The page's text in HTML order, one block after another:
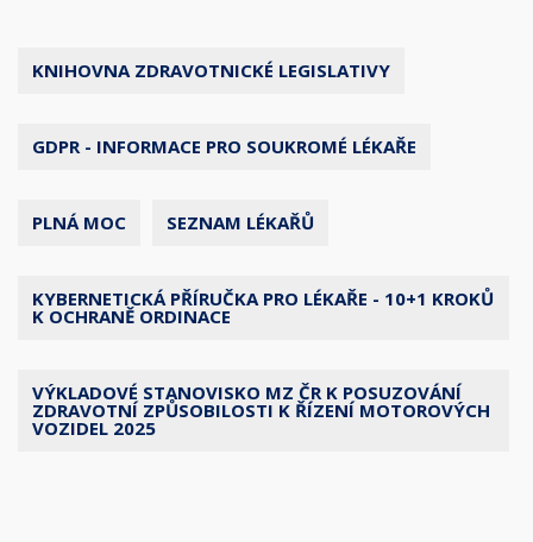
KNIHOVNA ZDRAVOTNICKÉ LEGISLATIVY
GDPR - INFORMACE PRO SOUKROMÉ LÉKAŘE
PLNÁ MOC SEZNAM LÉKAŘŮ
KYBERNETICKÁ PŘÍRUČKA PRO LÉKAŘE - 10+1 KROKŮ
K OCHRANĚ ORDINACE
VÝKLADOVÉ STANOVISKO MZ ČR K POSUZOVÁNÍ
ZDRAVOTNÍ ZPŮSOBILOSTI K ŘÍZENÍ MOTOROVÝCH
VOZIDEL 2025